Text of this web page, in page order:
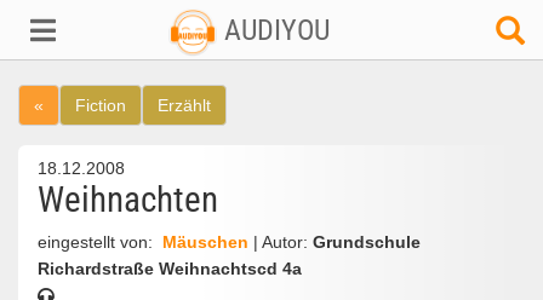
AUDIYOU
« Fiction Erzählt
18.12.2008
Weihnachten
eingestellt von: Mäuschen | Autor: Grundschule
Richardstraße Weihnachtscd 4a